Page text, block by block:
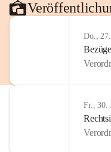
Do.,
Fr., 30.